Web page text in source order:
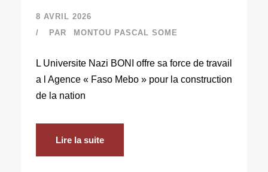
8 AVRIL 2026
PAR
MONTOU PASCAL SOME
L Universite Nazi BONI offre sa force de travail
a l Agence « Faso Mebo » pour la construction
de la nation
Lire la suite